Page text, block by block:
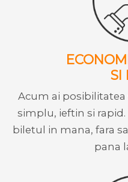
SI
Acum ai posibilitatea
simplu, ieftin si
biletul in mana, fara
pana